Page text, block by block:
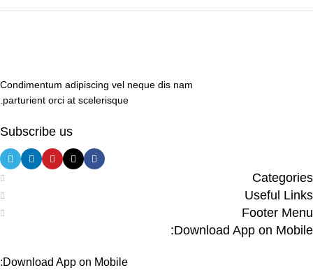
Condimentum adipiscing vel neque dis nam
parturient orci at scelerisque.
Subscribe us
Categories
Useful Links
Footer Menu
Download App on Mobile:
Download App on Mobile: